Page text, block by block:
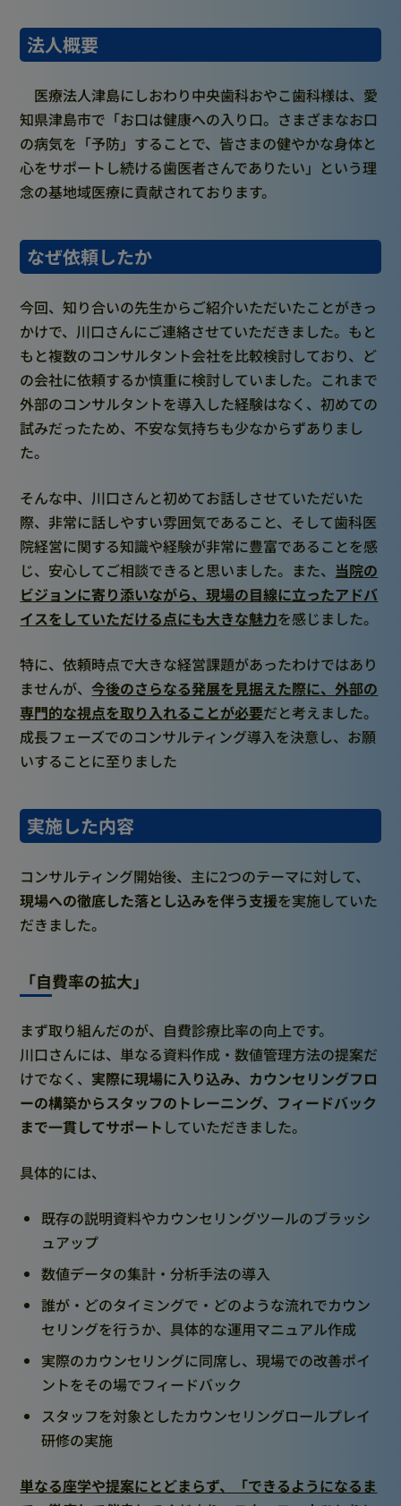
法人概要
医療法人津島にしおわり中央歯科おやこ歯科様は、愛
知県津島市で「お口は健康への入り口。さまざまなお口
の病気を「予防」することで、皆さまの健やかな身体と
心をサポートし続ける歯医者さんでありたい」という理
念の基地域医療に貢献されております。
なぜ依頼したか
今回、知り合いの先生からご紹介いただいたことがきっ
かけで、川口さんにご連絡させていただきました。もと
もと複数のコンサルタント会社を比較検討しており、ど
の会社に依頼するか慎重に検討していました。これまで
外部のコンサルタントを導入した経験はなく、初めての
試みだったため、不安な気持ちも少なからずありまし
た。
そんな中、川口さんと初めてお話しさせていただいた
際、非常に話しやすい雰囲気であること、そして歯科医
院経営に関する知識や経験が非常に豊富であることを感
じ、安心してご相談できると思いました。また、 当院の
ビジョンに寄り添いながら、現場の目線に立ったアドバ
イスをしていただける点にも大きな魅力を感じました。
特に、依頼時点で大きな経営課題があったわけではあり
ませんが、今後のさらなる発展を見据えた際に、外部の
専門的な視点を取り入れることが必要だと考えました。
成長フェーズでのコンサルティング導入を決意し、お願
いすることに至りました
実施した内容
コンサルティング開始後、主に2つのテーマに対して、
現場への徹底した落とし込みを伴う支援を実施していた
だきました。
「自費率の拡大」
まず取り組んだのが、自費診療比率の向上です。
川口さんには、単なる資料作成・数値管理方法の提案だ
けでなく、 実際に現場に入り込み、カウンセリングフロ
ーの構築からスタッフのトレーニング、フィードバック
まで一貫してサポート していただきました。
具体的には、
既存の説明資料やカウンセリングツールのブラッシ
ュアップ
数値データの集計・分析手法の導入
誰が・どのタイミングで・どのような流れでカウン
セリングを行うか、具体的な運用マニュアル作成
実際のカウンセリングに同席し、現場での改善ポイ
ントをその場でフィードバック
スタッフを対象としたカウンセリングロールプレイ
研修の実施
単なる座学や提案にとどまらず、「できるようになるま